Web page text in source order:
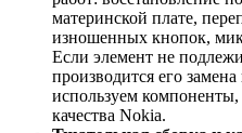
материнской плате,
изношенных кнопок,
Если элемент не
производится его
используем
качества Nokia.